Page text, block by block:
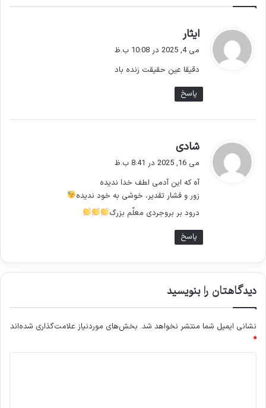
ایثار
می 4, 2025 در 10:08 ب.ظ
دقیقا عین حقیقت زنده باد
پاسخ
شادی
ف
:
می 16, 2025 در 8:41 ب.ظ
آه که این آدمی لطف خدا ندیده
زور و فشار تقدیر، خوشی به خود ندیده
درود بر بروجردی معلّم بزرگ
پاسخ
دیدگاهتان را بنویسید
نشانی ایمیل شما منتشر نخواهد شد. بخش‌های موردنیاز علامت‌گذاری شده‌اند
*